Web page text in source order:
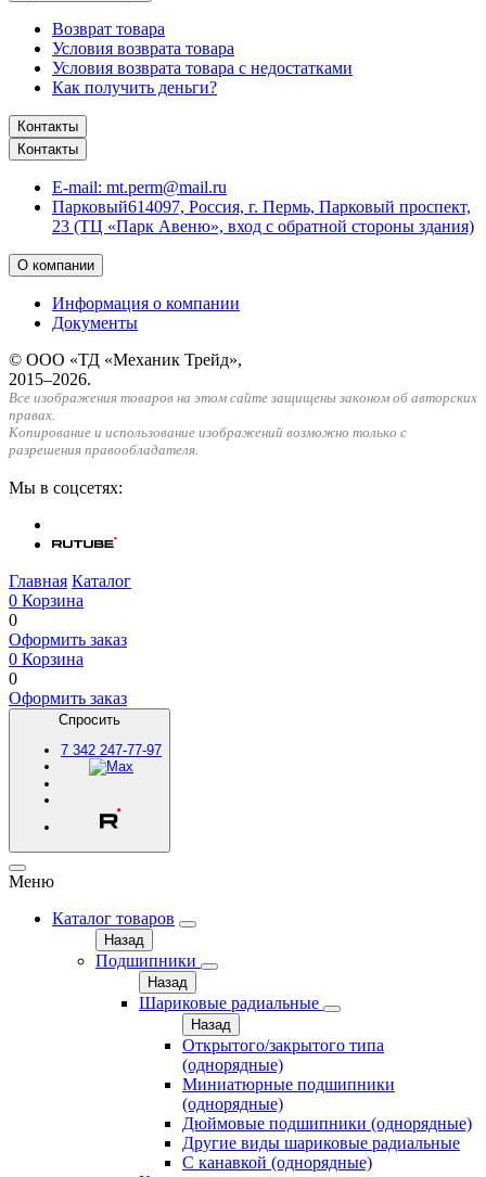
Возврат товара
Условия возврата товара
Условия возврата товара с недостатками
Как получить деньги?
Контакты
Контакты
E-mail: mt.perm@mail.ru
Парковый614097, Россия, г. Пермь, Парковый проспект,
23 (ТЦ «Парк Авеню», вход с обратной стороны здания)
О компании
Информация о компании
Документы
© ООО «ТД «Механик Трейд»,
2015–2026.
Все изображения товаров на этом сайте защищены законом об авторских
правах.
Копирование и использование изображений возможно только с
разрешения правообладателя.
Мы в соцсетях:
Главная Каталог
0 Корзина
0
Оформить заказ
0 Корзина
0
Оформить заказ
Спросить
7 342 247-77-97
Меню
Каталог товаров
Назад
Подшипники
Назад
Шариковые радиальные
Назад
Открытого/закрытого типа
(однорядные)
Миниатюрные подшипники
(однорядные)
Дюймовые подшипники (однорядные)
Другие виды шариковые радиальные
С канавкой (однорядные)